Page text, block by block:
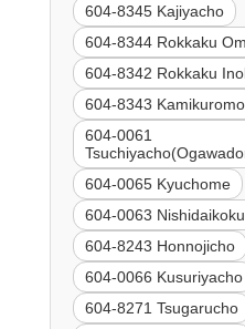
604-8345 Kajiyacho
604-8344 Rokkaku
604-8342 Rokkaku
604-8343
604-0061
604-0065 Kyuchome
604-0063
604-8243 Honnojicho
604-0066 Kusuriyacho
604-8271 Tsugarucho